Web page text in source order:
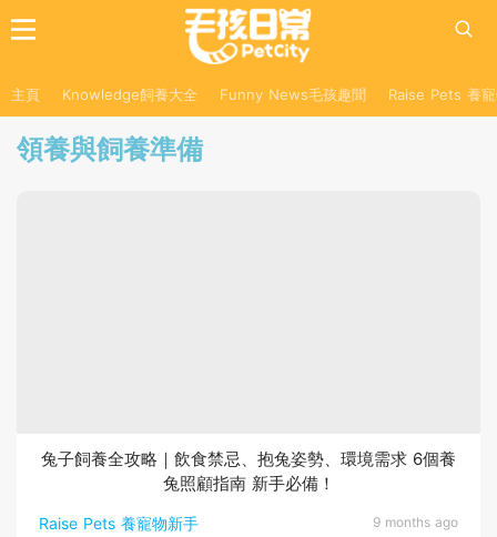
主頁 Knowledge飼養大全 Funny News毛孩趣聞 Raise Pets 養
領養與飼養準備
Raise Pets 養寵物新手 9 months ago
兔子飼養全攻略｜飲食禁忌、抱兔姿勢、環境需求 6個養
兔照顧指南 新手必備！